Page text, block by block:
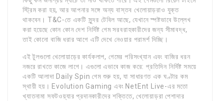
স্ট্রিম করা হয়, আর আপনার সঙ্গে অন্য বাস্তব খেলোয়াড়রাও যুক্ত
থাকবেন। T&C-তে একটি সুন্দর টেবিল আছে, যেখানে স্পষ্টভাবে উল্লেখ
করা হয়েছে কোন কোন দেশ নির্দিষ্ট গেম সরবরাহকারীদের জন্য সীমাবদ্ধ,
তাই কোনো বাজি ধরার আগে এটি দেখে নেওয়ার পরামর্শ দিচ্ছি।
এই টুলগুলো খেলোয়াড়ের কার্যকলাপ, গেমের পরিসংখ্যান এবং বাজির ধরন
নজরে রাখতে কাজে লাগে। এগুলো এভাবে কাজ করে: প্রতিদিন নির্দিষ্ট সময়ে
একটি আলাদা Daily Spin গেম শুরু হয়, যা সাধারণত এক ঘণ্টার কম
স্থায়ী হয়। Evolution Gaming এবং NetEnt Live-এর মতো
খ্যাতনামা সফটওয়্যার প্রদানকারীদের শক্তিতে, খেলোয়াড়রা পেশাদার